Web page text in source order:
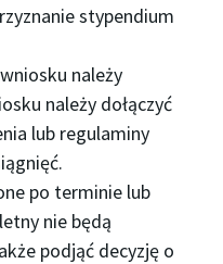
stypendium
należy
należy dołączyć
lub regulaminy
po terminie lub
nie będą
podjąć decyzję o